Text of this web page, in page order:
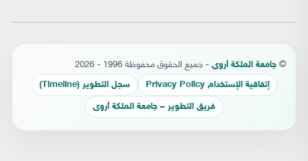
© جامعة الملكة أروى - جميع الحقوق محفوظة 1996 - 2026
إتفاقية الإستخدام Privacy Policy سجل التطوير (Timeline)
فريق التطوير – جامعة الملكة أروى